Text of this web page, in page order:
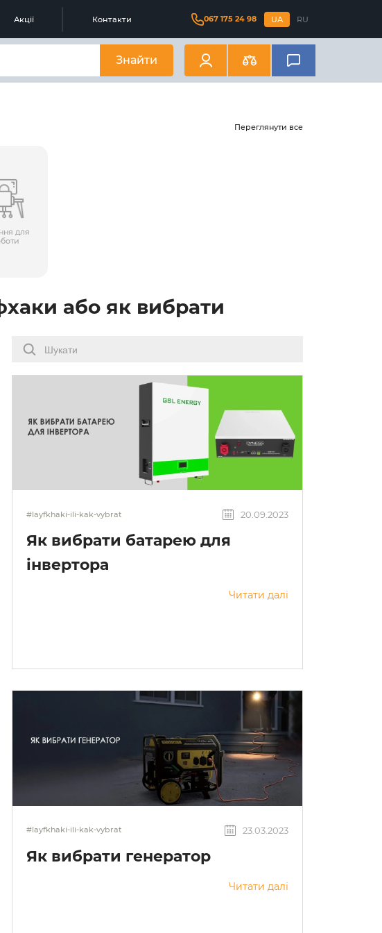
Акції Контакти 067 175 24 98 UA RU
Знайти
Переглянути все
для
або як вибрати
#layfkhaki-ili-kak-vybrat 20.09.2023
Як вибрати батарею для
інвертора
Читати далі
#layfkhaki-ili-kak-vybrat 23.03.2023
Як вибрати генератор
Читати далі